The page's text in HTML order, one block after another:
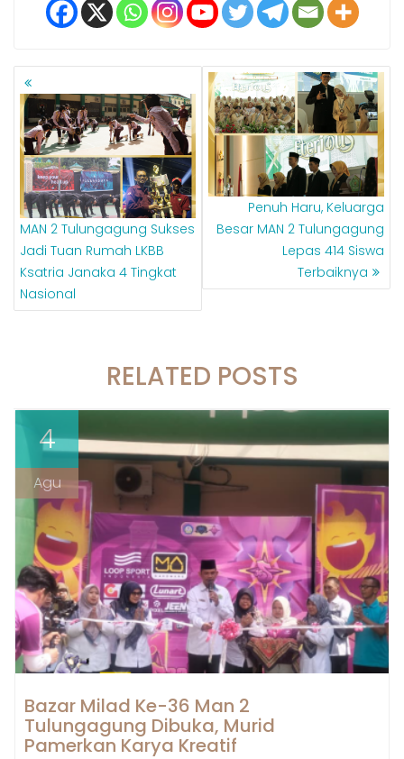
NAVIGASI
POS
MAN 2 Tulungagung Sukses
Jadi Tuan Rumah LKBB
Ksatria Janaka 4 Tingkat
Nasional
Penuh Haru, Keluarga
Besar MAN 2 Tulungagung
Lepas 414 Siswa
Terbaiknya
RELATED POSTS
4
Agu
Bazar Milad Ke-36 Man 2
Tulungagung Dibuka, Murid
Pamerkan Karya Kreatif